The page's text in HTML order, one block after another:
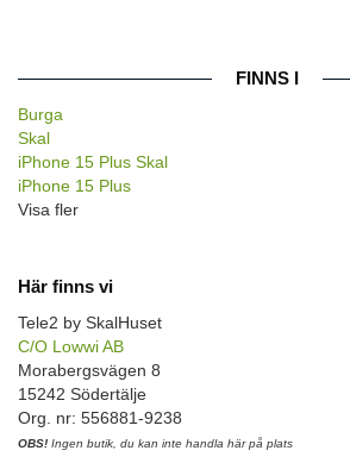
FINNS I
Burga
Skal
iPhone 15 Plus Skal
iPhone 15 Plus
Visa fler
Här finns vi
Tele2 by SkalHuset
C/O Lowwi AB
Morabergsvägen 8
15242 Södertälje
Org. nr: 556881-9238
OBS! Ingen butik, du kan inte handla här på plats